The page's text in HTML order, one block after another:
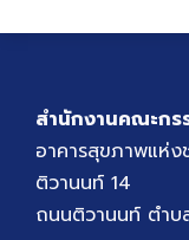
สำนักงานคณะก
อาคารสุขภาพแห่
ติวานนท์ 14
ถนนติวานนท์ ตำ